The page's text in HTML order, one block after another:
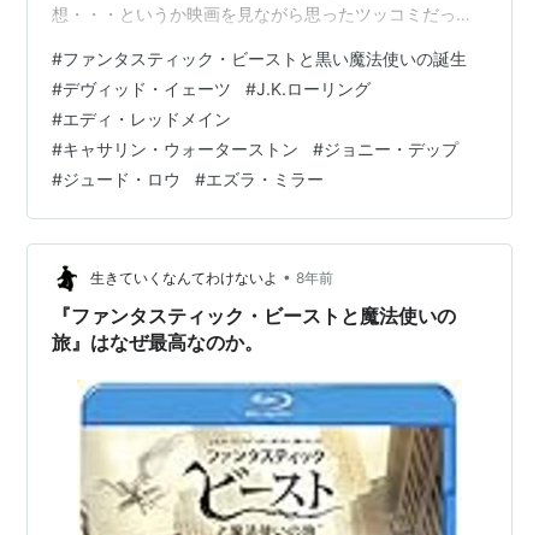
想・・・というか映画を見ながら思ったツッコミだった
スティックビーストと黒い魔法使いの誕生」オリジナ
ル・サウンドトラック アーティスト: ジェームズ・ニュ
ートン・ハワード 出版社/メーカー: SMJ 発売日:
2018/11/21 メディア: CD この商品を含むブログを見る ※
この記事は映画『ファンタスティック・ビーストと黒い
魔法使いの誕生』…
#ファンタスティック・ビーストと黒い魔法使いの誕生
#デヴィッド・イェーツ #J.K.ローリング
#エディ・レッドメイン
#キャサリン・ウォーターストン #ジョニー・デップ
#ジュード・ロウ #エズラ・ミラー
生きていくなんてわけないよ • 8年前
『ファンタスティック・ビーストと魔法使いの
旅』はなぜ最高なのか。